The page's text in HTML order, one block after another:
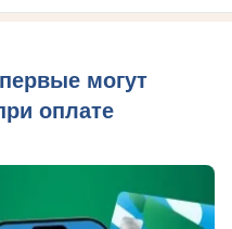
могут
оплате